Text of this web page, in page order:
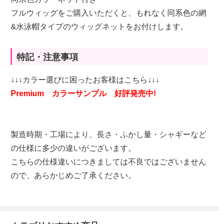
フルウィッグをご購入いただくと、もれなく同系色の網
&水泳帽タイプのウィッグネットをお付けします。
特記・注意事項
↓↓↓カラー選びに困ったお客様はこちら↓↓↓
Premium カラーサンプル 好評発売中!
製造時期・工場により、長さ・ふかし量・シャギーなど
の仕様に多少の違いがございます。
こちらの仕様違いにつきましては不良ではございません
ので、あらかじめご了承ください。